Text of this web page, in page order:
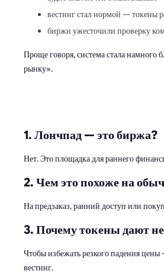
вестинг стал нормой — токены
биржи ужесточили проверку
Проще говоря, система стала намного
рынку».
1. Лончпад — это биржа?
Нет. Это площадка для раннего
2. Чем это похоже на
На предзаказ, ранний доступ или
3. Почему токены дают не
Чтобы избежать резкого падения цены
вестинг.